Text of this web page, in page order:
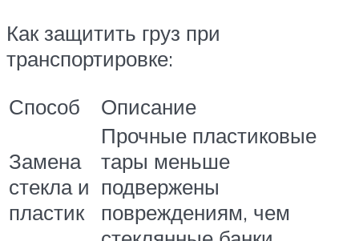
Как защитить груз при
транспортировке:
Способ
Описание
Замена
стекла и
пластик
Прочные пластиковые
тары меньше
подвержены
повреждениям, чем